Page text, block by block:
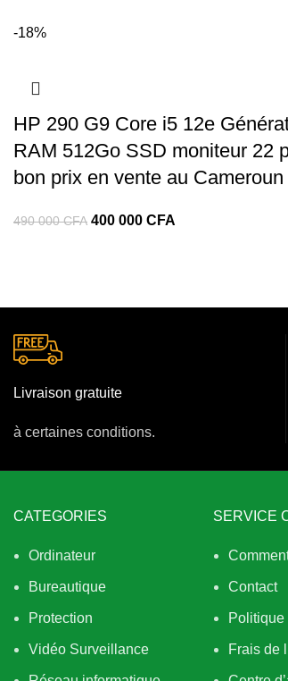
-18%
HP 290 G9 Core i5 12e
RAM 512Go SSD moniteur 22
bon prix en vente au Cameroun
490 000CFA 400 000 CFA
Livraison gratuite
à certaines conditions.
CATEGORIES
Ordinateur
Bureautique
Protection
Vidéo Surveillance
SERVICE
Contact
Politique
Frais de